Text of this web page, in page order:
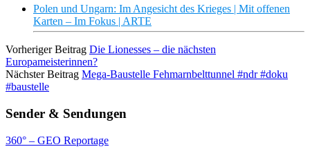
Polen und Ungarn: Im Angesicht des Krieges | Mit offenen
Karten – Im Fokus | ARTE
Vorheriger Beitrag Die Lionesses – die nächsten
Europameisterinnen?
Nächster Beitrag Mega-Baustelle Fehmarnbelttunnel #ndr #doku
#baustelle
Sender & Sendungen
360° – GEO Reportage